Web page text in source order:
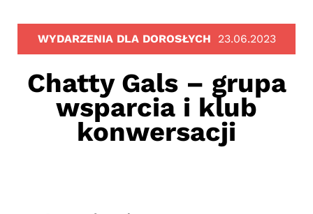
WYDARZENIA DLA DOROSŁYCH 23.06.2023
Chatty Gals – grupa
wsparcia i klub
konwersacji